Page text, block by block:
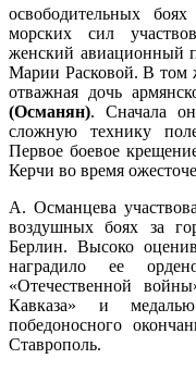
освободительных
морских сил
женский авиационный
Марии Расковой. В том
отважная дочь
(Османян). Сначала
сложную технику
Первое боевое
Керчи во время
А. Османцева
воздушных боях за
Берлин. Высоко
наградило ее
«Отечественной
Кавказа» и
победоносного
Ставрополь.